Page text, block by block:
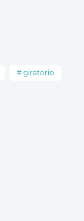
giratorio